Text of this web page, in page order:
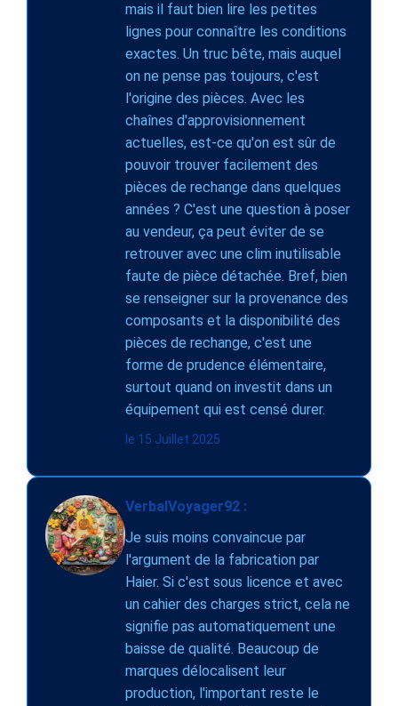
mais il faut bien lire les petites
lignes pour connaître les conditions
exactes. Un truc bête, mais auquel
on ne pense pas toujours, c'est
l'origine des pièces. Avec les
chaînes d'approvisionnement
actuelles, est-ce qu'on est sûr de
pouvoir trouver facilement des
pièces de rechange dans quelques
années ? C'est une question à poser
au vendeur, ça peut éviter de se
retrouver avec une clim inutilisable
faute de pièce détachée. Bref, bien
se renseigner sur la provenance des
composants et la disponibilité des
pièces de rechange, c'est une
forme de prudence élémentaire,
surtout quand on investit dans un
équipement qui est censé durer.
le 15 Juillet 2025
VerbalVoyager92 :
Je suis moins convaincue par
l'argument de la fabrication par
Haier. Si c'est sous licence et avec
un cahier des charges strict, cela ne
signifie pas automatiquement une
baisse de qualité. Beaucoup de
marques délocalisent leur
production, l'important reste le